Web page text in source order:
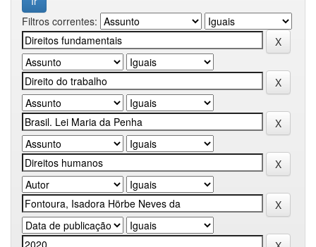
Filtros correntes: